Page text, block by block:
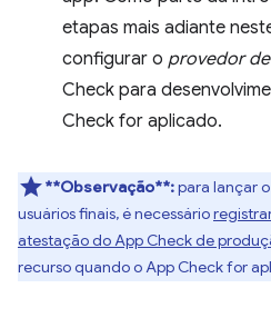
etapas mais adiante
configurar o provedor
Check para
Check for aplicado.
**Observação**:para lançar
usuários finais, é necessário
atestação do App Check de
recurso quando o App Check for